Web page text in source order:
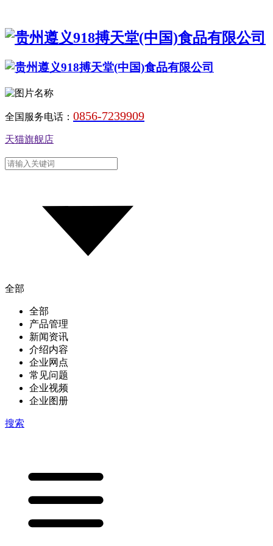
全国服务电话： 0856-7239909
天猫旗舰店
全部
全部
产品管理
新闻资讯
介绍内容
企业网点
常见问题
企业视频
企业图册
搜索